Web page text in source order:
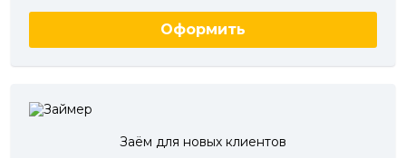
Оформить
Заём для новых клиентов